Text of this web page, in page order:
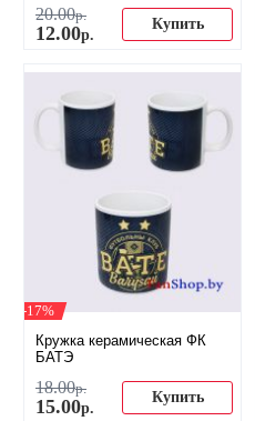
20.00р.
12.00р.
Купить
-17%
Кружка керамическая ФК
БАТЭ
18.00р.
15.00р.
Купить